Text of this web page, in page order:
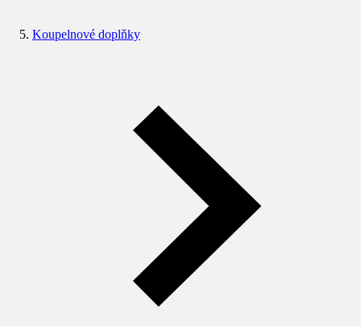
Koupelnové doplňky